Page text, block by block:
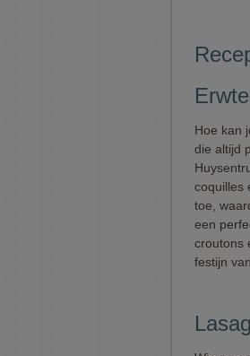
Hoe kan
die altijd
coquilles
toe,
een
croutons
festijn